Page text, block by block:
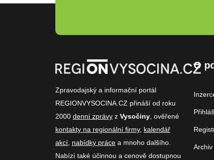
Zpravodajský a informační portál
REGIONVYSOCINA.CZ přináší od roku
2000 denní zprávy z Vysočiny , ověřené
kontakty na regionální firmy, kalendář
akcí nabídky práce a mnoho dalšího.
Nabízí také účinnou a cenově dostupnou
O